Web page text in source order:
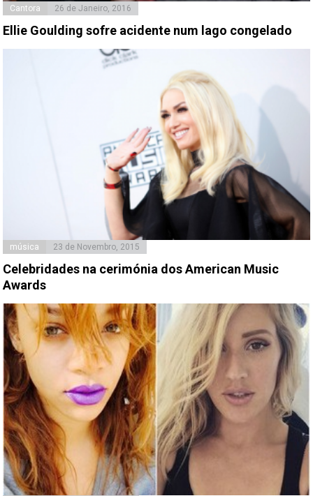
Cantora 26 de Janeiro, 2016
Ellie Goulding sofre acidente num lago congelado
música 23 de Novembro, 2015
Celebridades na cerimónia dos American Music
Awards